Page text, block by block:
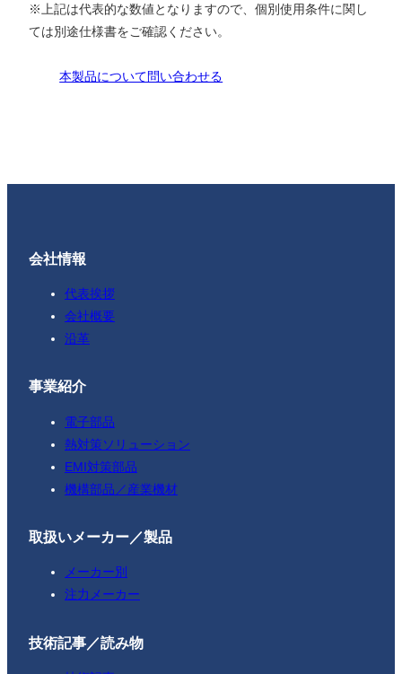
※上記は代表的な数値となりますので、個別使用条件に関し
ては別途仕様書をご確認ください。
本製品について問い合わせる
会社情報
代表挨拶
会社概要
沿革
事業紹介
電子部品
熱対策ソリューション
EMI対策部品
機構部品／産業機材
取扱いメーカー／製品
メーカー別
注力メーカー
技術記事／読み物